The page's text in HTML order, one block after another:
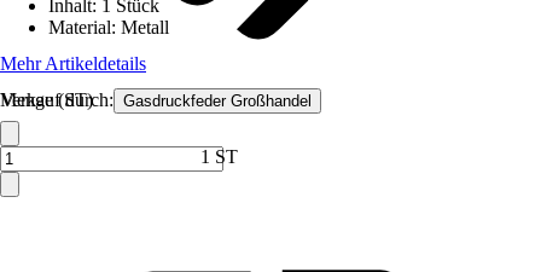
Verkauf durch: Gasdruckfeder Großhandel
Inhalt: 1 Stück
Material: Metall
Mehr Artikeldetails
Menge (ST)
1 ST